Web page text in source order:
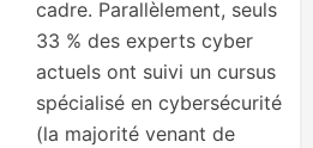
cadre. Parallèlement, seuls
33 % des experts cyber
actuels ont suivi un cursus
spécialisé en cybersécurité
(la majorité venant de